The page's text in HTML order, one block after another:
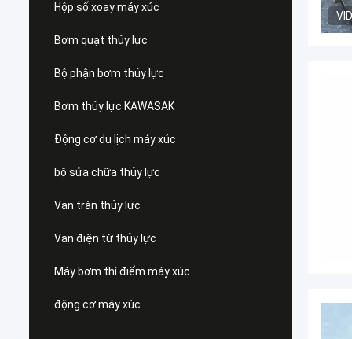
Hộp số xoay máy xúc
Bơm quạt thủy lực
Bộ phận bơm thủy lực
Bơm thủy lực KAWASAK
Động cơ du lịch máy xúc
bộ sửa chữa thủy lực
Van tràn thủy lực
Van điện từ thủy lực
Máy bơm thí điểm máy xúc
động cơ máy xúc